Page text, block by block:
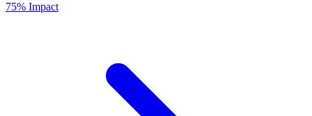
75% Impact